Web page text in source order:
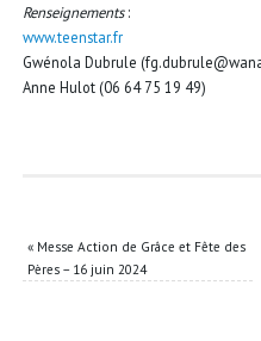
Renseignements:
www.teenstar.fr
Gwénola Dubrule
Anne Hulot (06 64 75 19 49)
«Messe Action de Grâce et Fête des
Pères – 16 juin 2024